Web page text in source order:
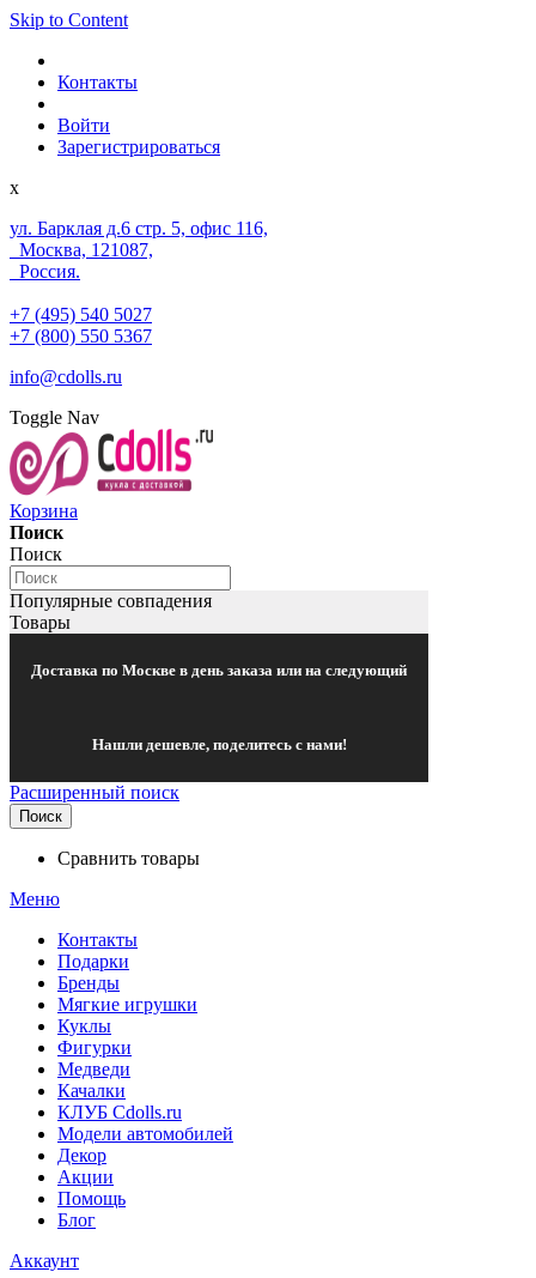
Skip to Content
Контакты
Войти
Зарегистрироваться
x
ул. Барклая д.6 стр. 5, офис 116,
Москва, 121087,
Россия.
+7 (495) 540 5027
+7 (800) 550 5367
info@cdolls.ru
Toggle Nav
Корзина
Поиск
Поиск
Популярные совпадения
Товары
Доставка по Москве в день заказа или на следующий
Нашли дешевле, поделитесь с нами!
Расширенный поиск
Поиск
Сравнить товары
Меню
Контакты
Подарки
Бренды
Мягкие игрушки
Куклы
Фигурки
Медведи
Качалки
КЛУБ Cdolls.ru
Модели автомобилей
Декор
Акции
Помощь
Блог
Аккаунт